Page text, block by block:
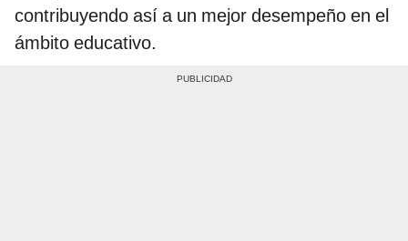
contribuyendo así a un mejor desempeño en el
ámbito educativo.